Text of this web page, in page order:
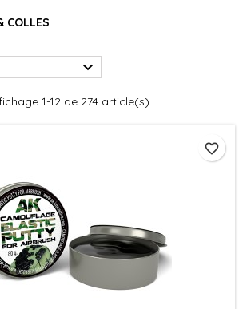
COLLES

1-12 de 274 article(s)
favorite_border